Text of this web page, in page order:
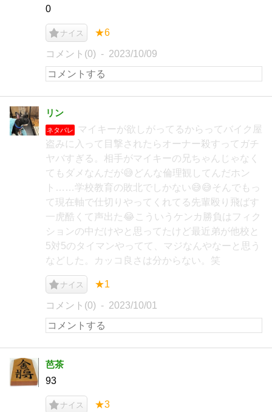
0
ナイス ★6
コメント(0) 2023/10/09
リン
ネタバレ
マイキーが欲しがってるからってバイク屋
盗みに入って目撃されたらオーナー殺すってガチ
ヤバすぎる。相手がマイキーの兄ちゃんじゃなく
てもダメなんだが😅どんな倫理観してんだホン
ト……学校教育の敗北でしかない😅😅そんでもっ
て現在軸で仕切りやってくれてる先輩殴り飛ばす
一虎酷くて声出た😂こういうケンカ勝負はフィク
ションの中だけやと思ってたけど最近弟が他校と
5対5のタイマンやってて、マジなんやなーと思う
などした。カッコ良さは分からない。笑
ナイス ★1
コメント(0) 2023/10/01
芭茶
93
ナイス ★3